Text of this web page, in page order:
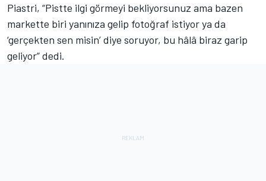
Piastri, “Pistte ilgi görmeyi bekliyorsunuz ama bazen
markette biri yanınıza gelip fotoğraf istiyor ya da
‘gerçekten sen misin’ diye soruyor, bu hâlâ biraz garip
geliyor” dedi.